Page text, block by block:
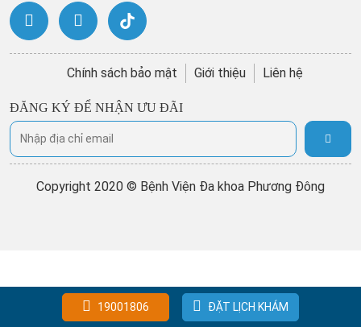
19001806 ĐẶT LỊCH KHÁM
Chính sách bảo mật Giới thiệu Liên hệ
ĐĂNG KÝ ĐỂ NHẬN ƯU ĐÃI
Copyright 2020 © Bệnh Viện Đa khoa Phương Đông